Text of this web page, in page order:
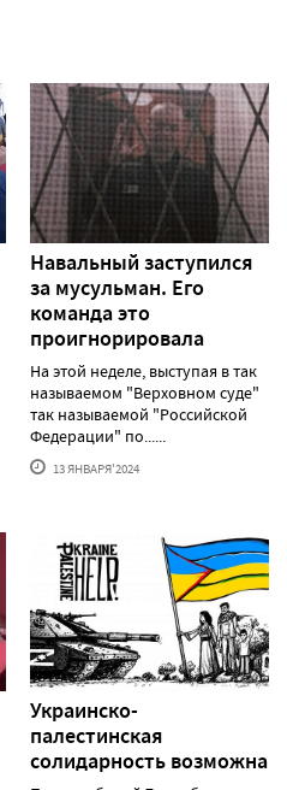
Навальный заступился
за мусульман. Его
команда это
проигнорировала
На этой неделе, выступая в так
называемом "Верховном суде"
так называемой "Российской
Федерации" по......
13 ЯНВАРЯ'2024
Украинско-
палестинская
солидарность возможна